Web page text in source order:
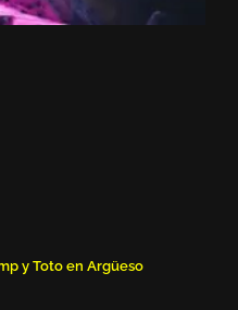
y Toto en Argüeso